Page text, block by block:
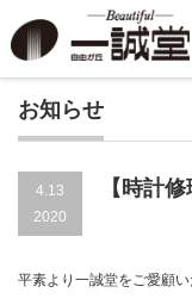
お知らせ
4.13
2020
【時計
平素より一誠堂をご愛顧